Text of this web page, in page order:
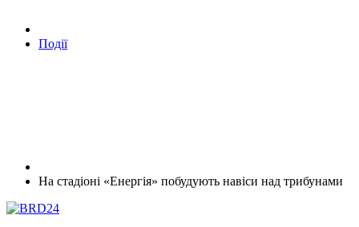
Події
На стадіоні «Енергія» побудують навіси над трибунами